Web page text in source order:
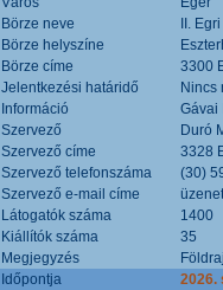
Börze neve
II.
Börze helyszíne
Börze címe
3300
Jelentkezési határidő
Nincs
Információ
Gávai
Szervező
Duró
Szervező címe
3328
Szervező telefonszáma
(30)
Szervező e-mail címe
Látogatók száma
1400
Kiállítók száma
35
Megjegyzés
Időpontja
2026.